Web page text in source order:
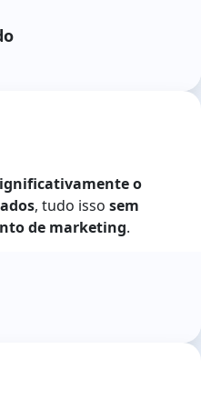
o
, tudo isso sem
de marketing.